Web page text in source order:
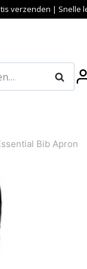
verzenden | Snelle
Bib Apron